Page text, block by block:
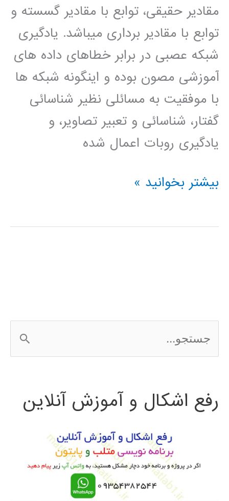
مقادیر حقیقی، توابع با مقادیر گسسته و
توابع با مقادیر برداری میباشد. یادگیری
شبکه عصبی در برابر خطاهای داده های
آموزشی مصون بوده و اینگونه شبکه ها
با موفقیت به مسائلی نظیر شناسائی
گفتار، شناسائی و تعبیر تصاویر، و
یادگیری روبات اعمال شده
شبکه
عصبی
بیشتر بخوانید »
س
ج
رفع اشکال و آموزش آنلاین